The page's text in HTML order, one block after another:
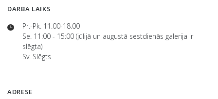
DARBA LAIKS
Pr.-Pk. 11.00-18.00
Se. 11:00 - 15:00 (jūlijā un augustā sestdienās galerija ir
slēgta)
Sv. Slēgts
ADRESE